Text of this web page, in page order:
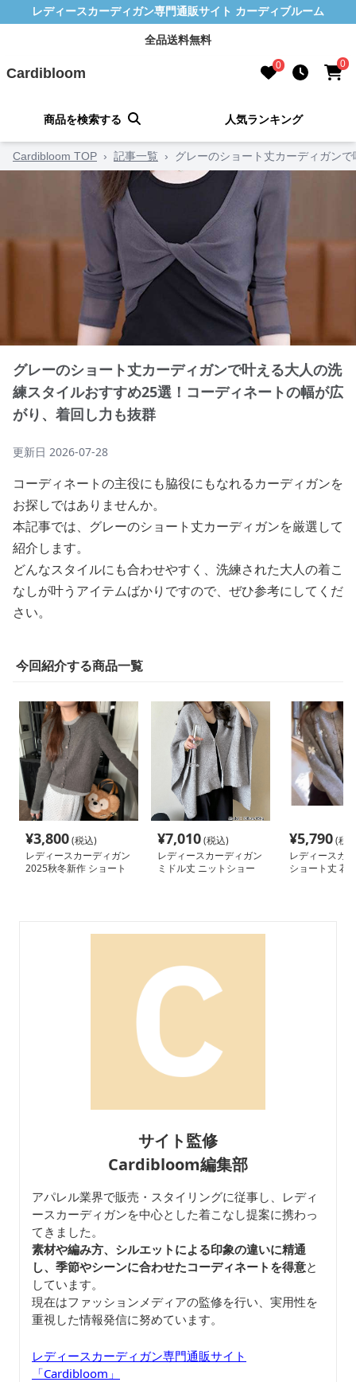
レディースカーディガン専門通販サイト カーディブルーム
全品送料無料
Cardibloom 0 0
商品を検索する 人気ランキング
Cardibloom TOP › 記事一覧 › グレーのショート丈カーディガン
グレーのショート丈カーディガンで叶える大人の洗
練スタイルおすすめ25選！コーディネートの幅が広
がり、着回し力も抜群
更新日 2026-07-28
コーディネートの主役にも脇役にもなれるカーディガンを
お探しではありませんか。
本記事では、グレーのショート丈カーディガンを厳選して
紹介します。
どんなスタイルにも合わせやすく、洗練された大人の着こ
なしが叶うアイテムばかりですので、ぜひ参考にしてくだ
さい。
今回紹介する商品一覧
¥3,800(税込)
レディースカーディガン
2025秋冬新作 ショート
¥7,010(税込)
レディースカーディガン
ミドル丈 ニットショー
¥5,790(税
レディースカ
ショート丈 花
サイト監修
Cardibloom編集部
アパレル業界で販売・スタイリングに従事し、レディ
ースカーディガンを中心とした着こなし提案に携わっ
てきました。
素材や編み方、シルエットによる印象の違いに精通
し、季節やシーンに合わせたコーディネートを得意と
しています。
現在はファッションメディアの監修を行い、実用性を
重視した情報発信に努めています。
レディースカーディガン専門通販サイト
「Cardibloom」